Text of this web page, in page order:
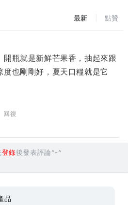
最新 點贊
開瓶就是新鮮芒果香，抽起來跟
度也剛剛好，夏天口糧就是它
回復
登錄後發表評論^-^
品